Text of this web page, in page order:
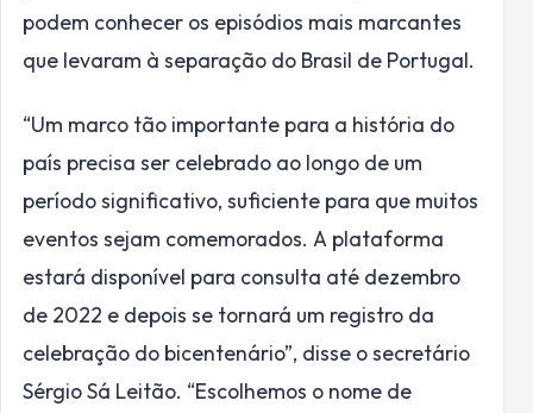
podem conhecer os episódios mais marcantes
que levaram à separação do Brasil de Portugal.
“Um marco tão importante para a história do
país precisa ser celebrado ao longo de um
período significativo, suficiente para que muitos
eventos sejam comemorados. A plataforma
estará disponível para consulta até dezembro
de 2022 e depois se tornará um registro da
celebração do bicentenário”, disse o secretário
Sérgio Sá Leitão. “Escolhemos o nome de